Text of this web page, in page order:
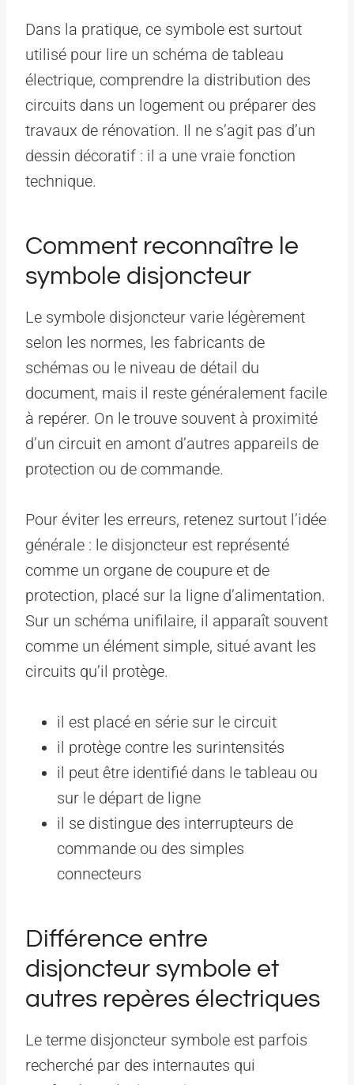
Dans la pratique, ce symbole est surtout
utilisé pour lire un schéma de tableau
électrique, comprendre la distribution des
circuits dans un logement ou préparer des
travaux de rénovation. Il ne s’agit pas d’un
dessin décoratif : il a une vraie fonction
technique.
Comment reconnaître le
symbole disjoncteur
Le symbole disjoncteur varie légèrement
selon les normes, les fabricants de
schémas ou le niveau de détail du
document, mais il reste généralement facile
à repérer. On le trouve souvent à proximité
d’un circuit en amont d’autres appareils de
protection ou de commande.
Pour éviter les erreurs, retenez surtout l’idée
générale : le disjoncteur est représenté
comme un organe de coupure et de
protection, placé sur la ligne d’alimentation.
Sur un schéma unifilaire, il apparaît souvent
comme un élément simple, situé avant les
circuits qu’il protège.
il est placé en série sur le circuit
il protège contre les surintensités
il peut être identifié dans le tableau ou
sur le départ de ligne
il se distingue des interrupteurs de
commande ou des simples
connecteurs
Différence entre
disjoncteur symbole et
autres repères électriques
Le terme disjoncteur symbole est parfois
recherché par des internautes qui